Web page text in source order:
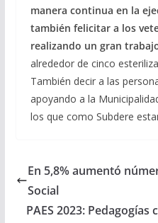
manera continua en la
también felicitar a los
realizando un gran
alrededor de cinco
También decir a las
apoyando a la
los que como Subdere
En 5,8% aumentó
Social
PAES 2023: